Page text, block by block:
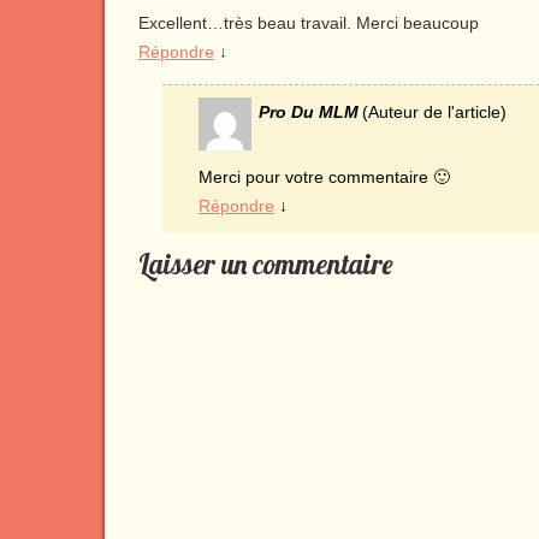
Excellent…très beau travail. Merci beaucoup
Répondre ↓
Pro Du MLM(Auteur de l'article)
Merci pour votre commentaire 🙂
Répondre ↓
Laisser un commentaire